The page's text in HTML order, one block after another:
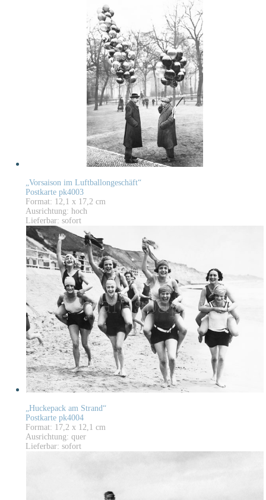
„Vorsaison im Luftballongeschäft“
Postkarte pk4003
Format: 12,1 x 17,2 cm
Ausrichtung: hoch
Lieferbar: sofort
„Huckepack am Strand“
Postkarte pk4004
Format: 17,2 x 12,1 cm
Ausrichtung: quer
Lieferbar: sofort